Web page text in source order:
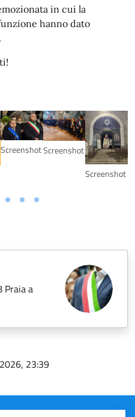
in cui la
hanno dato
ScreenshotScreenshot
Screenshot
Praia a
23:39